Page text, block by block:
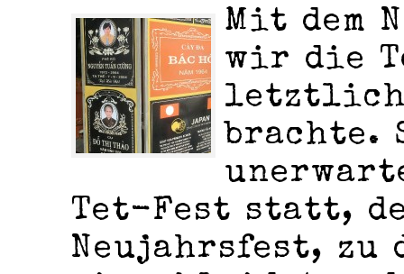
Mit dem
wir die
letztlich
brachte.
Tet-Fest statt,
Neujahrsfest, zu